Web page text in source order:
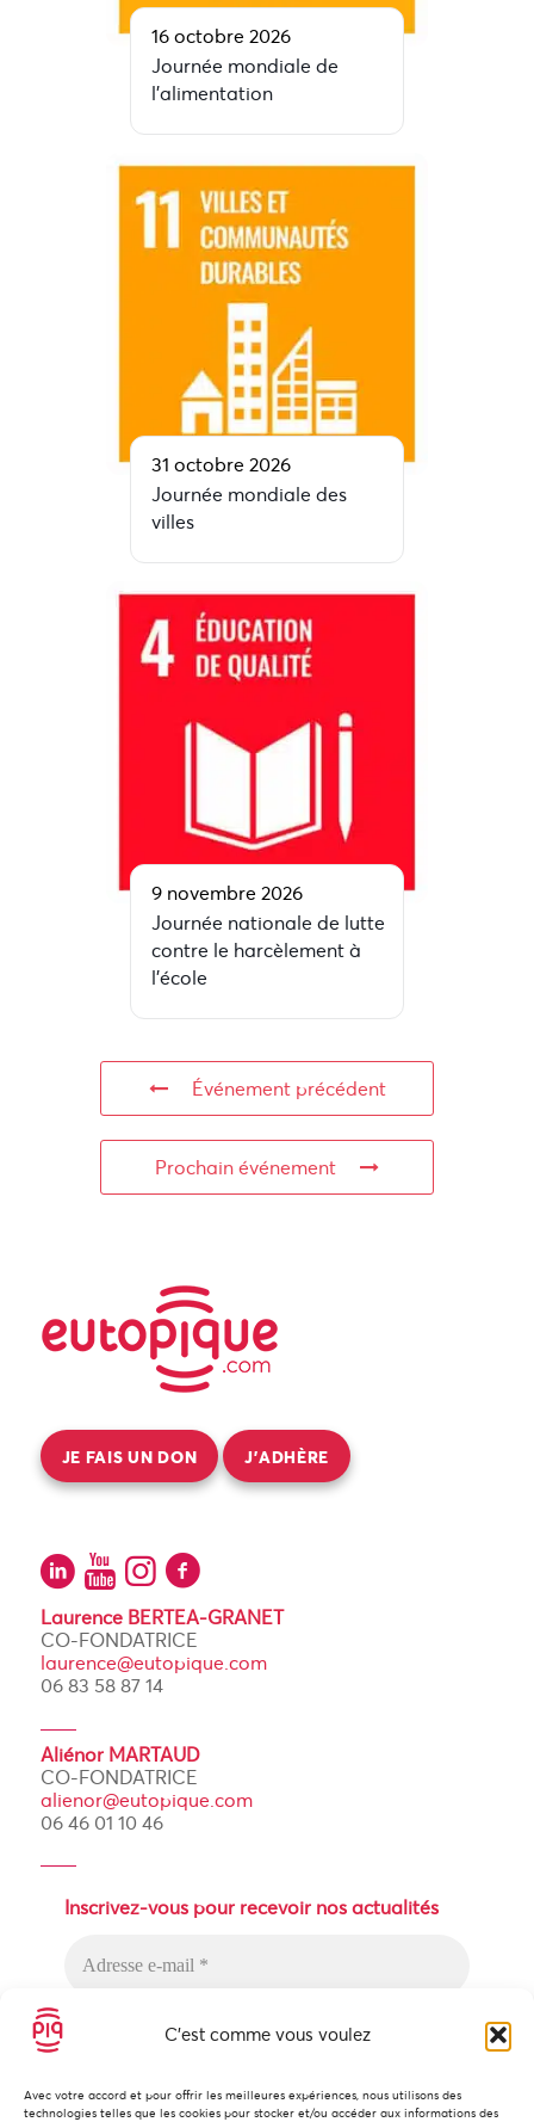
C'est comme vous voulez
Avec votre accord et pour offrir les meilleures expériences, nous utilisons des
technologies telles que les cookies pour stocker et/ou accéder aux informations des
16 octobre 2026
Journée mondiale de
l’alimentation
31 octobre 2026
Journée mondiale des
villes
9 novembre 2026
Journée nationale de lutte
contre le harcèlement à
l’école
Événement précédent
Prochain événement
JE FAIS UN DON J’ADHÈRE
Laurence BERTEA-GRANET
CO-FONDATRICE
laurence@eutopique.com
06 83 58 87 14
Aliénor MARTAUD
CO-FONDATRICE
alienor@eutopique.com
06 46 01 10 46
Inscrivez-vous pour recevoir nos actualités